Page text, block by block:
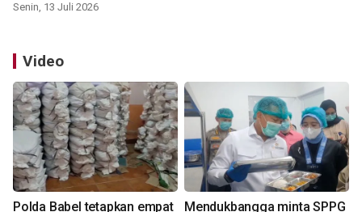
Senin, 13 Juli 2026
Video
Polda Babel tetapkan empat
Mendukbangga minta SPPG